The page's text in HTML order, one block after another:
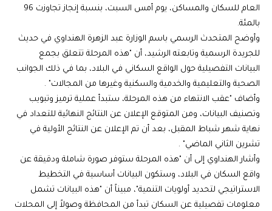
العام للسكان والمساكن، يوم أمس السبت، بنسبة إنجاز تجاوزت 96
بالمئة.
وأوضح المتحدث الرسمي باسم الوزارة عبد الزهرة الهنداوي في حديث
للجريدة الرسمية وتابعته الرشيد، أن "هذه المرحلة تتعلق بجمع
البيانات التفصيلية حول الواقع السكاني في البلاد، بما في ذلك الجوانب
الصحية والتعليمية والخدمية والسكنية وغيرها من المجالات" .
وأضاف "عقب الانتهاء من هذه المرحلة، ستبدأ عملية ترميز وتبويب
وتصنيف البيانات، ومن المتوقع الإعلان عن النتائج النهائية للتعداد في
نهاية شهر شباط المقبل، بعد أن تم الإعلان عن النتائج الأولية في
تشرين الثاني الماضي" .
وأشار الهنداوي إلى أن "هذه المرحلة ستوفر صورة شاملة ودقيقة عن
واقع السكان في البلاد، وستكون البيانات أساسية في التخطيط
الاستراتيجي لتحديد أولويات التنمية"، مبيناً أن "هذه البيانات تشمل
معلومات تفصيلية عن السكان تبدأ من المحافظة وصولاً إلى المحلات